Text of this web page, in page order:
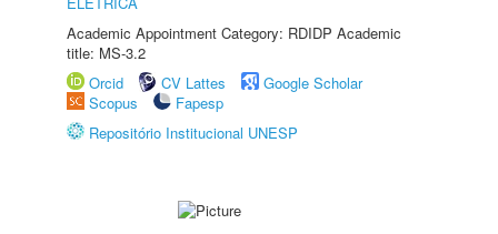
Academic Appointment Category: RDIDP Academic
title: MS-3.2
Orcid
CV Lattes
Google Scholar
Scopus
Fapesp
Repositório Institucional UNESP